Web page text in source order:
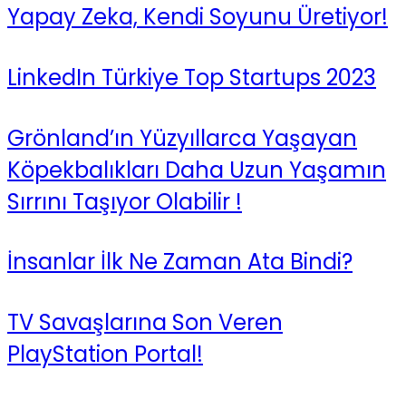
Yapay Zeka, Kendi Soyunu Üretiyor!
LinkedIn Türkiye Top Startups 2023
Grönland’ın Yüzyıllarca Yaşayan
Köpekbalıkları Daha Uzun Yaşamın
Sırrını Taşıyor Olabilir !
İnsanlar İlk Ne Zaman Ata Bindi?
TV Savaşlarına Son Veren
PlayStation Portal!